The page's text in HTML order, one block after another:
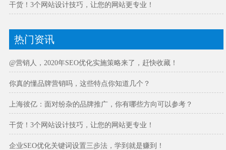
干货！3个网站设计技巧，让您的网站更专业！
热门资讯
@营销人，2020年SEO优化实施策略来了，赶快收藏！
你真的懂品牌营销吗，这些特点你知道几个？
上海彼亿：面对纷杂的品牌推广，你有哪些方向可以参考？
干货！3个网站设计技巧，让您的网站更专业！
企业SEO优化关键词设置三步法，学到就是赚到！